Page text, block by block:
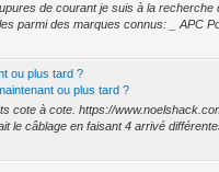
de courant je suis à la recherche
parmi des marques connus: _ APC
ou plus tard ?
ou plus tard ?
cote à cote. https://
le câblage en faisant 4 arrivé